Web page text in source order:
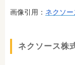
画像引用： ネクソ
ネクソース株